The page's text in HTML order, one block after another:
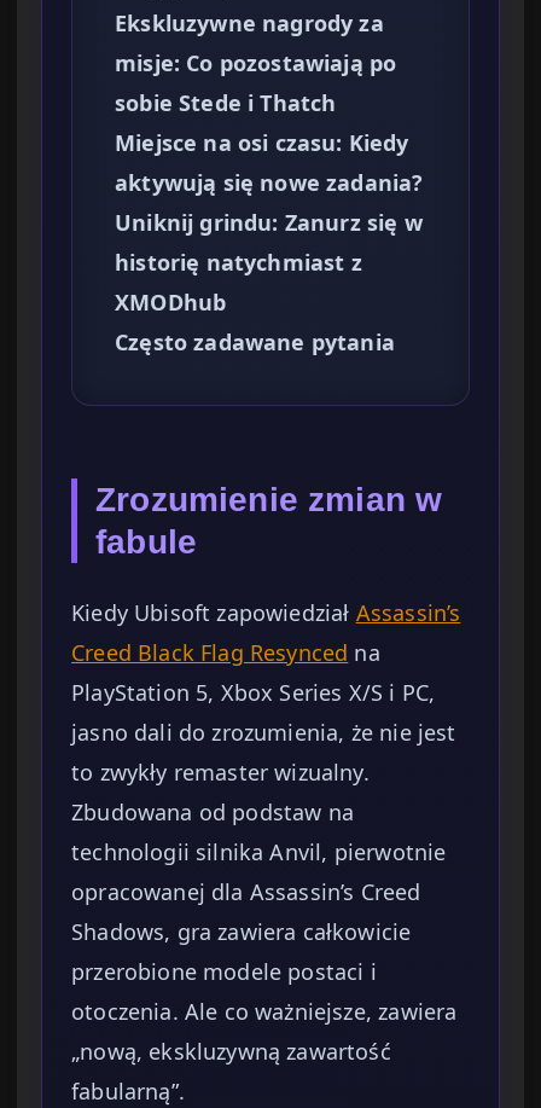
Ekskluzywne nagrody za
misje: Co pozostawiają po
sobie Stede i Thatch
Miejsce na osi czasu: Kiedy
aktywują się nowe zadania?
Uniknij grindu: Zanurz się w
historię natychmiast z
XMODhub
Często zadawane pytania
Zrozumienie zmian w
fabule
Kiedy Ubisoft zapowiedział Assassin’s
Creed Black Flag Resynced na
PlayStation 5, Xbox Series X/S i PC,
jasno dali do zrozumienia, że nie jest
to zwykły remaster wizualny.
Zbudowana od podstaw na
technologii silnika Anvil, pierwotnie
opracowanej dla Assassin’s Creed
Shadows, gra zawiera całkowicie
przerobione modele postaci i
otoczenia. Ale co ważniejsze, zawiera
„nową, ekskluzywną zawartość
fabularną”.